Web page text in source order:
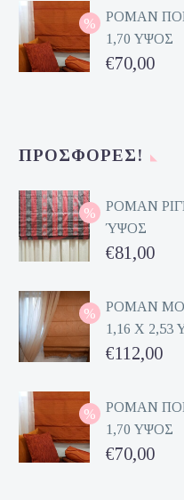
was:
€224,00.
τρέχουσα
τιμή
είναι:
ΡΟΜΑΝ
1,70 ΥΨΟΣ
Original
€70,00
ΠΡΟΣΦΟΡΈΣ!
ΡΟΜΑΝ
ΎΨΟΣ
Original
was:
€162,00.
€81,00
τρέχουσα
τιμή
είναι:
ΡΟΜΑΝ
1,16 Χ 2,53
Original
was:
€224,00.
€112,00
τρέχουσα
τιμή
είναι:
ΡΟΜΑΝ
1,70 ΥΨΟΣ
Original
€70,00